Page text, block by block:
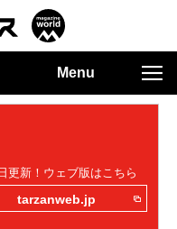
Menu
更新！ウェブ版はこちら
tarzanweb.jp